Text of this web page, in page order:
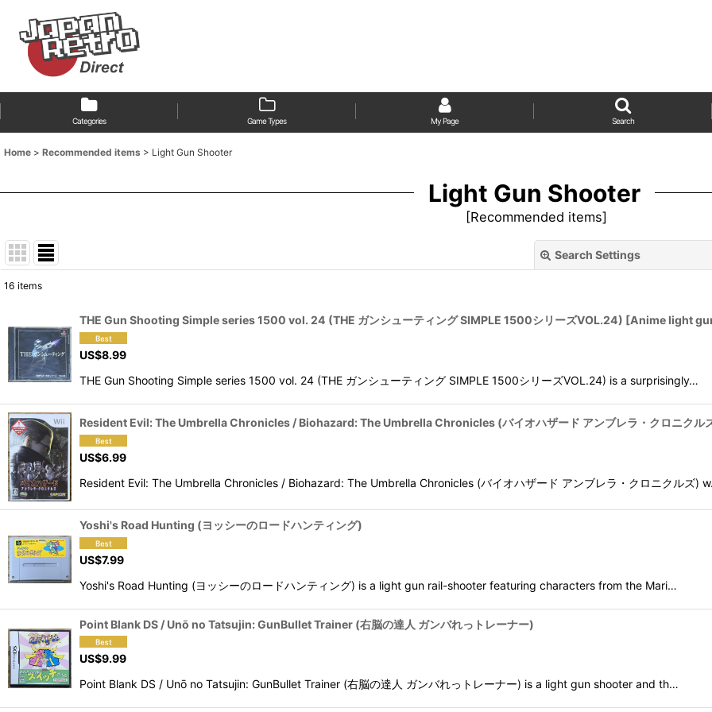
Categories Game Types My Page Search
Home > Recommended items > Light Gun Shooter
Light Gun Shooter
[Recommended items]
Search Settings
Sort by:
View
16 items
THE Gun Shooting Simple series 1500 vol. 24 (THE ガンシューティング SIMPLE 1500シリーズVOL.24) [Anime light
US$8.99
THE Gun Shooting Simple series 1500 vol. 24 (THE ガンシューティング SIMPLE 1500シリーズVOL.24) is a surprisingly…
Resident Evil: The Umbrella Chronicles / Biohazard: The Umbrella Chronicles (バイオハザード アンブレラ・クロニクル
US$6.99
Resident Evil: The Umbrella Chronicles / Biohazard: The Umbrella Chronicles (バイオハザード アンブレラ・クロニクルズ)
Yoshi's Road Hunting (ヨッシーのロードハンティング)
US$7.99
Yoshi's Road Hunting (ヨッシーのロードハンティング) is a light gun rail-shooter featuring characters from the Mari…
Point Blank DS / Unō no Tatsujin: GunBullet Trainer (右脳の達人 ガンバれっトレーナー)
US$9.99
Point Blank DS / Unō no Tatsujin: GunBullet Trainer (右脳の達人 ガンバれっトレーナー) is a light gun shooter and th…